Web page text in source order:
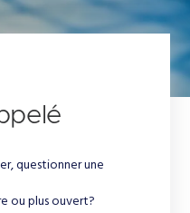
questionner une
ou plus ouvert?